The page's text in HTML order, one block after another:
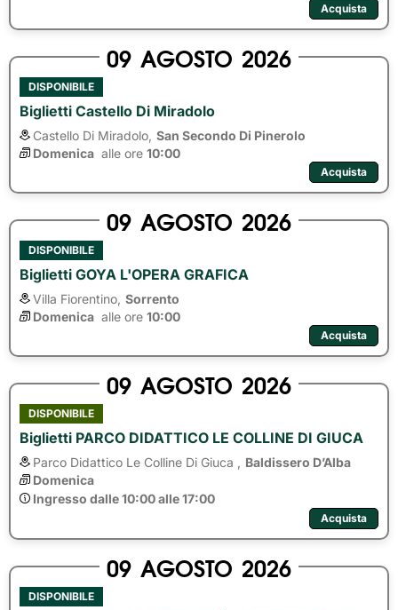
Acquista
09 AGOSTO 2026
DISPONIBILE
Biglietti Castello Di Miradolo
Castello Di Miradolo, San Secondo Di Pinerolo
Domenica alle ore 10:00
Acquista
09 AGOSTO 2026
DISPONIBILE
Biglietti GOYA L'OPERA GRAFICA
Villa Fiorentino, Sorrento
Domenica alle ore 10:00
Acquista
09 AGOSTO 2026
DISPONIBILE
Biglietti PARCO DIDATTICO LE COLLINE DI GIUCA
Parco Didattico Le Colline Di Giuca ,
Baldissero D’Alba
Domenica
Ingresso dalle 10:00 alle 17:00
Acquista
09 AGOSTO 2026
DISPONIBILE